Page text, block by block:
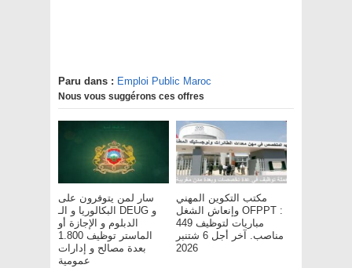
Paru dans : Emploi Public Maroc
Nous vous suggérons ces offres
سار لمن يتوفرون على
البكالوريا و الـ DEUG و
الدبلوم و الإجازة أو
الماستر توظيف 1.800
بعدة مصالح و إدارات
عمومية
مكتب التكوين المهني
وإنعاش الشغل OFPPT :
مباريات لتوظيف 449
مناصب. آخر أجل 6 شتنبر
2026